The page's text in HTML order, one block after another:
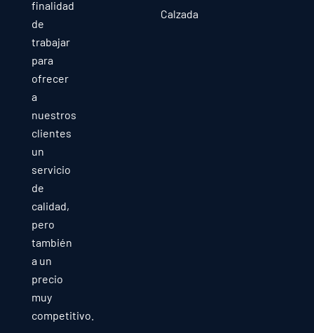
finalidad
de
trabajar
para
ofrecer
a
nuestros
clientes
un
servicio
de
calidad,
pero
también
a un
precio
muy
competitivo.
Calzada